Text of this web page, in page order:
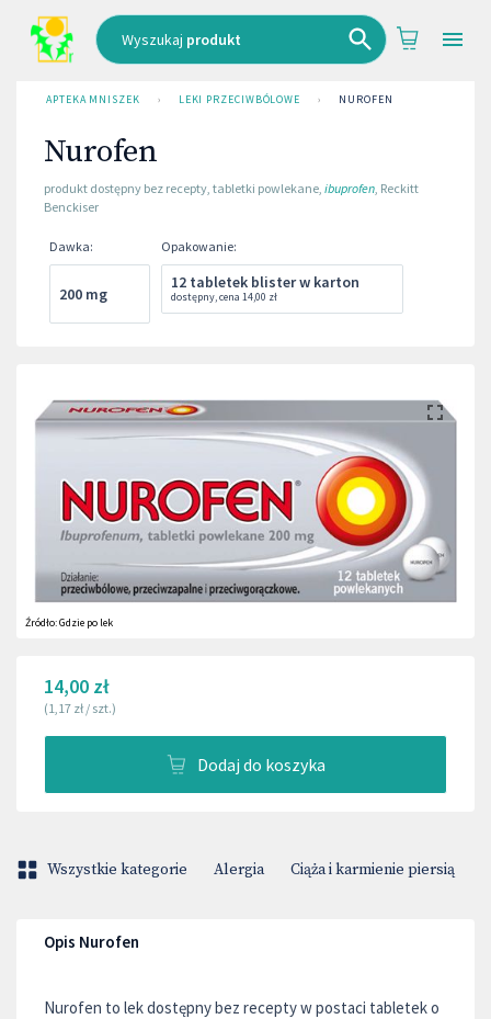
Wyszukaj produkt
APTEKA MNISZEK › LEKI PRZECIWBÓLOWE › NUROFEN
Nurofen
produkt dostępny bez recepty, tabletki powlekane, ibuprofen, Reckitt
Benckiser
Dawka:
200 mg
Opakowanie:
12 tabletek blister w kartoniku
dostępny,cena 14,00 zł
Źródło:Gdzie po lek
14,00 zł
(1,17 zł / szt.)
Dodaj do koszyka
Wszystkie kategorie Alergia Ciąża i karmienie piersią
Opis Nurofen
Nurofen to lek dostępny bez recepty w postaci tabletek o